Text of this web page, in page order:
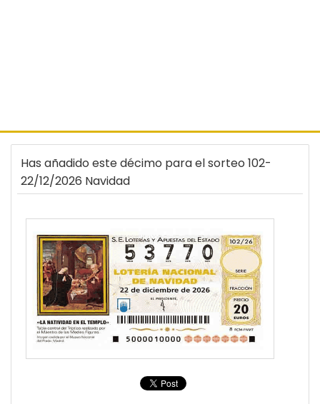
Has añadido este décimo para el sorteo 102-
22/12/2026 Navidad